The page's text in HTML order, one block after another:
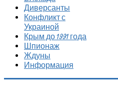
Диверсанты
Конфликт с
Украиной
Крым до 1991 года
Шпионаж
Ждуны
Информация